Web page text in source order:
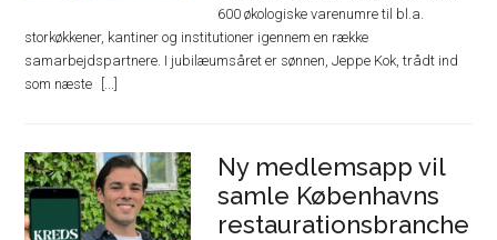
600 økologiske varenumre til bl.a.
storkøkkener, kantiner og institutioner igennem en række
samarbejdspartnere. I jubilæumsåret er sønnen, Jeppe Kok, trådt ind
som næste
Ny medlemsapp vil
samle Københavns
restaurationsbranche